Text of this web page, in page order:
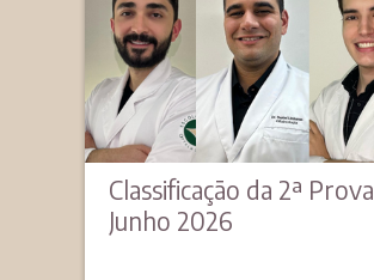
Classificação da 2ª Prova
Junho 2026